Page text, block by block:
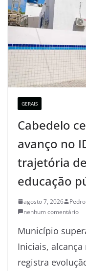
GERAIS
Cabedelo
avanço no
trajetória
educação
agosto 7, 2026
nenhum comentário
Município
Iniciais, alcança
registra